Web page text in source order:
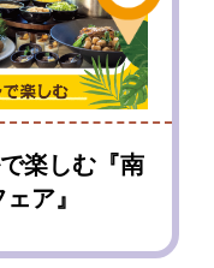
楽しむ『南
ア』